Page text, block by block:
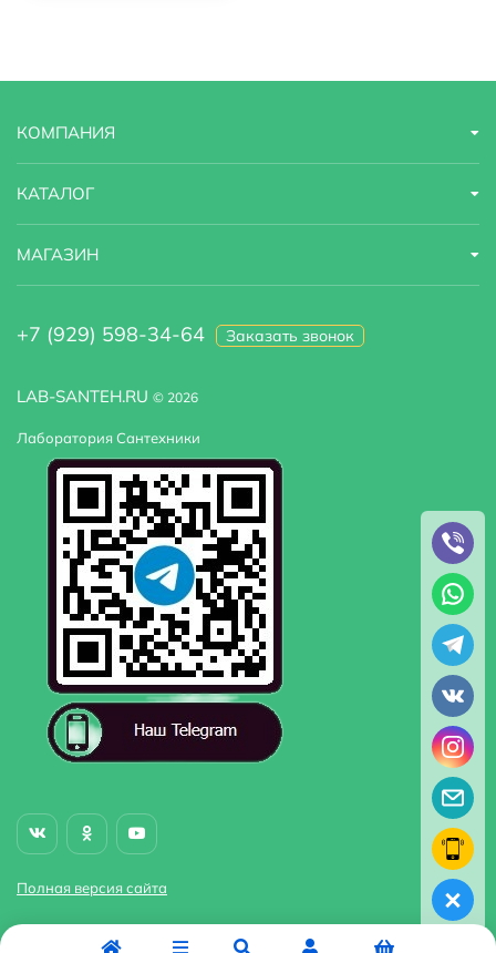
LAB-SANTEH.RU © 2026
Лаборатория Сантехники
Полная версия сайта
КОМПАНИЯ
КАТАЛОГ
МАГАЗИН
+7 (929) 598-34-64 Заказать звонок